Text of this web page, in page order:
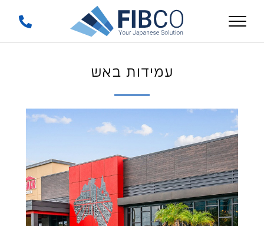
עמידות באש